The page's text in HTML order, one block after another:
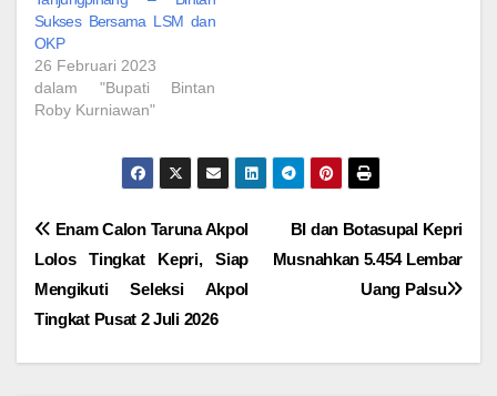
Sukses Bersama LSM dan
OKP
26 Februari 2023
dalam "Bupati Bintan
Roby Kurniawan"
Navigasi
pos
BI dan Botasupal Kepri
Musnahkan 5.454 Lembar
Uang Palsu
Enam Calon Taruna Akpol
Lolos Tingkat Kepri, Siap
Mengikuti Seleksi Akpol
Tingkat Pusat 2 Juli 2026